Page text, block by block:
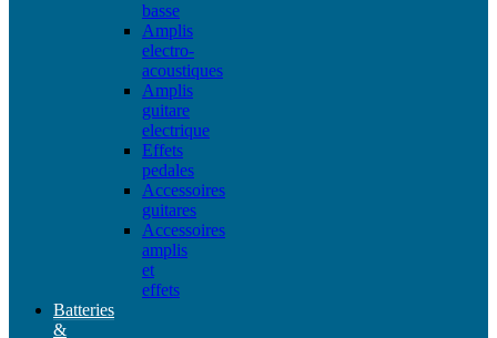
basse
Amplis
electro-
acoustiques
Amplis
guitare
electrique
Effets
pedales
Accessoires
guitares
Accessoires
amplis
et
effets
Batteries
&